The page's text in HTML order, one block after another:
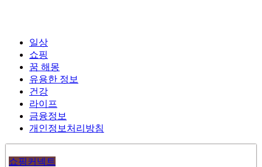
일상
쇼핑
꿈 해몽
유용한 정보
건강
라이프
금융정보
개인정보처리방침
쇼핑커넥트